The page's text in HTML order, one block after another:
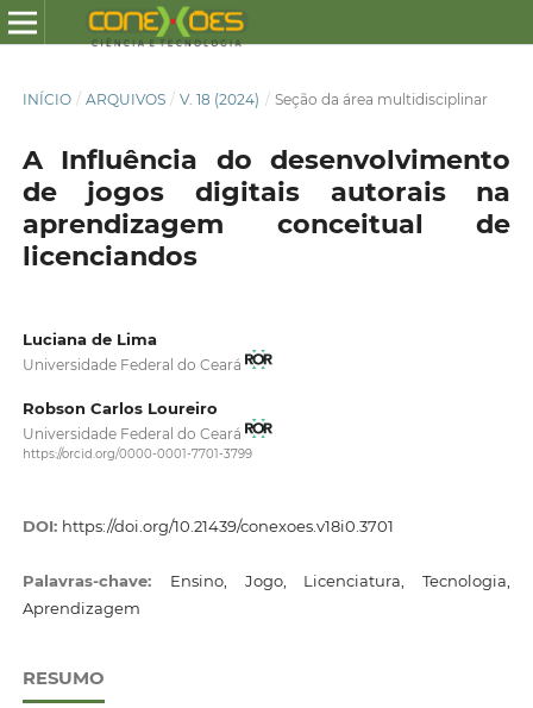
INÍCIO / ARQUIVOS / V. 18 (2024) / Seção da área multidisciplinar
A Influência do desenvolvimento
de jogos digitais autorais na
aprendizagem conceitual de
licenciandos
Luciana de Lima
Universidade Federal do Ceará
Robson Carlos Loureiro
Universidade Federal do Ceará
https://orcid.org/0000-0001-7701-3799
DOI: https://doi.org/10.21439/conexoes.v18i0.3701
Palavras-chave: Ensino, Jogo, Licenciatura, Tecnologia,
Aprendizagem
RESUMO